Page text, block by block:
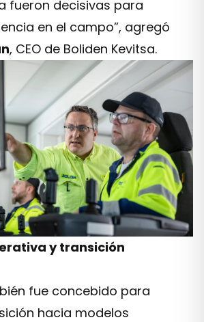
fueron decisivas para
en el campo”, agregó
, CEO de Boliden Kevitsa.
y transición
fue concebido para
hacia modelos